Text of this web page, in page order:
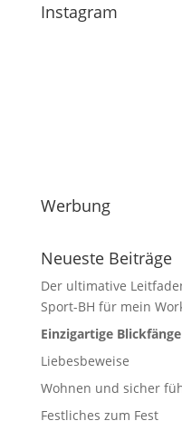
Instagram
Werbung
Neueste Beiträge
Der ultimative
Sport-BH für mein
Einzigartige
Liebesbeweise
Wohnen und sicher
Festliches zum Fest